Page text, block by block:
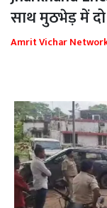
साथ मुठभेड़ में दो
Amrit Vichar